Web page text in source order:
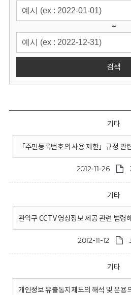
~
검색
기타
「주민등록번호의 사용 제한」규정 관
2012-11-26
기타
관악구 CCTV 영상정보 제공 관련 법령
2012-11-12
기타
개인정보 유출통지제도의 해석 및 운용